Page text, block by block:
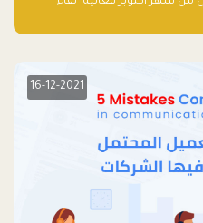
الجريء وممثلي المؤسسات
16-12-2021